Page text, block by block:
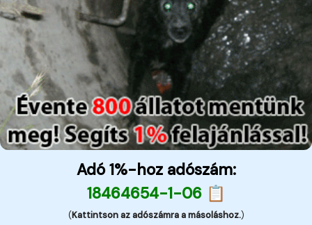
Adó 1%-hoz adószám:
18464654-1-06 📋
(Kattintson az adószámra a másoláshoz.)